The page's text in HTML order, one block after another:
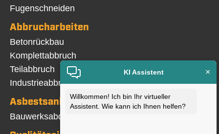
Fugenschneiden
Abbrucharbeiten
Navigation
überspringen
Betonrückbau
Komplettabbruch
Teilabbruch
Industrieabbruch
Asbestsanierung
Navigation
überspringen
Bauwerksabdichtung
KI Assistent ×
Willkommen! Ich bin Ihr virtueller
Assistent. Wie kann ich Ihnen helfen?